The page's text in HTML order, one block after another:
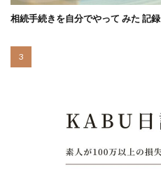
相続手続きを自分でやって みた 記録